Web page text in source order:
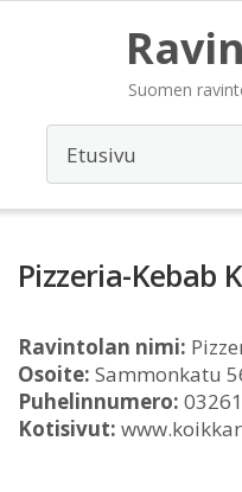
Suomen
Pizzeria-Kebab
Ravintolan nimi:
Osoite: Sammonkatu
Puhelinnumero:
Kotisivut: